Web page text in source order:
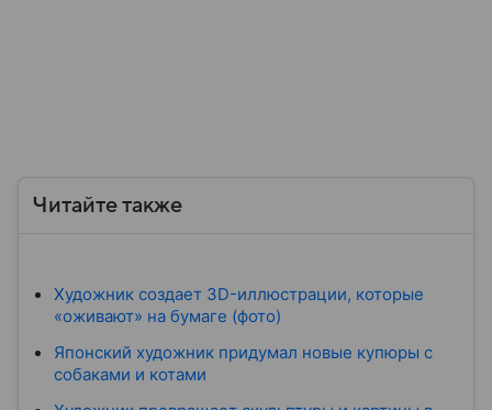
Читайте также
Художник создает 3D-иллюстрации, которые
«оживают» на бумаге (фото)
Японский художник придумал новые купюры с
собаками и котами